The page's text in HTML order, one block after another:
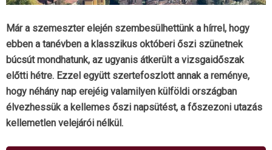
Már a szemeszter elején szembesülhettünk a hírrel, hogy
ebben a tanévben a klasszikus októberi őszi szünetnek
búcsút mondhatunk, az ugyanis átkerült a vizsgaidőszak
előtti hétre. Ezzel együtt szertefoszlott annak a reménye,
hogy néhány nap erejéig valamilyen külföldi országban
élvezhessük a kellemes őszi napsütést, a főszezoni utazás
kellemetlen velejárói nélkül.